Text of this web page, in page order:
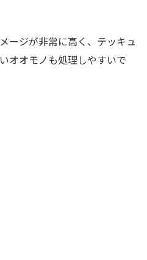
ージが非常に高く、テッキュ
オオモノも処理しやすいで